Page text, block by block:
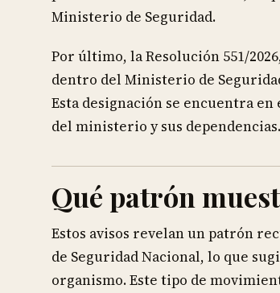
Ministerio de Seguridad.
Por último, la Resolución 551/
dentro del Ministerio de
Esta designación se encuentra
del ministerio y sus dependencias.
Qué patrón
Estos avisos revelan un patrón
de Seguridad Nacional, lo que
organismo. Este tipo de